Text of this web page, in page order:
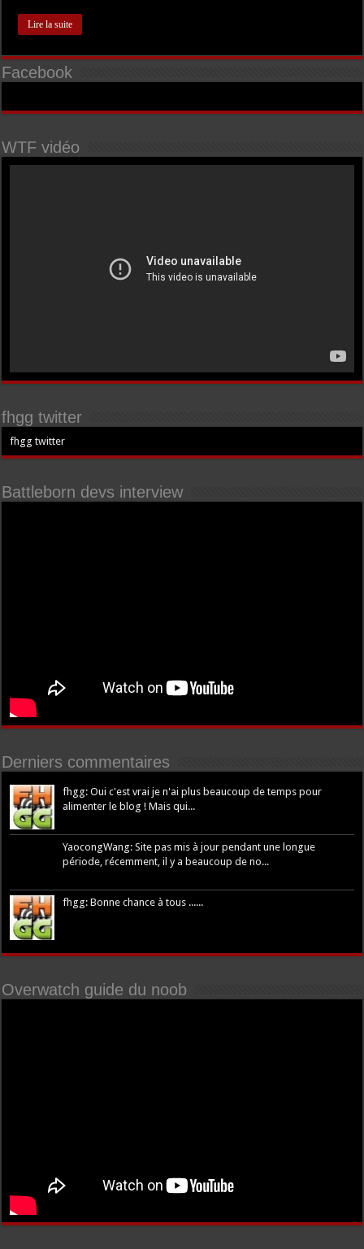
Lire la suite
Facebook
WTF vidéo
fhgg twitter
fhgg twitter
Battleborn devs interview
Derniers commentaires
fhgg: Oui c'est vrai je n'ai plus beaucoup de temps pour
alimenter le blog ! Mais qui...
YaocongWang: Site pas mis à jour pendant une longue
période, récemment, il y a beaucoup de no...
fhgg: Bonne chance à tous ......
Overwatch guide du noob